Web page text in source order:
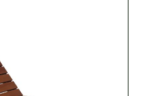
in RAL + Holz